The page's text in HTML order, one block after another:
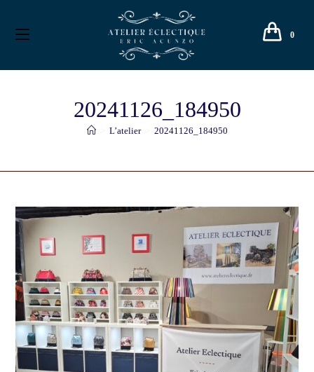
0
20241126_184950
L’atelier 20241126_184950